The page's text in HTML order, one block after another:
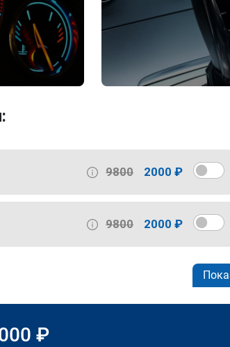
9800 2000 ₽
9800 2000 ₽
₽